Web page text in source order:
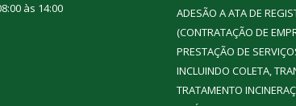
às 14:00
ADESÃO A ATA DE
(CONTRATAÇÃO DE
PRESTAÇÃO DE
INCLUINDO COLETA,
TRATAMENTO